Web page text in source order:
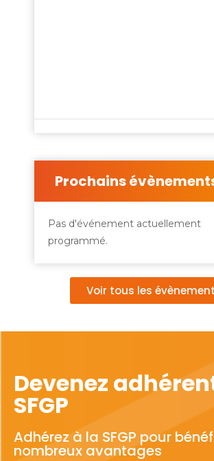
Prochains
Pas d'événement actuellement
programmé.
Voir tous les
Devenez
SFGP
Adhérez à la SFGP pour
nombreux avantages